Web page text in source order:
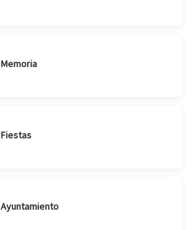
Memoria
Fiestas
Ayuntamiento